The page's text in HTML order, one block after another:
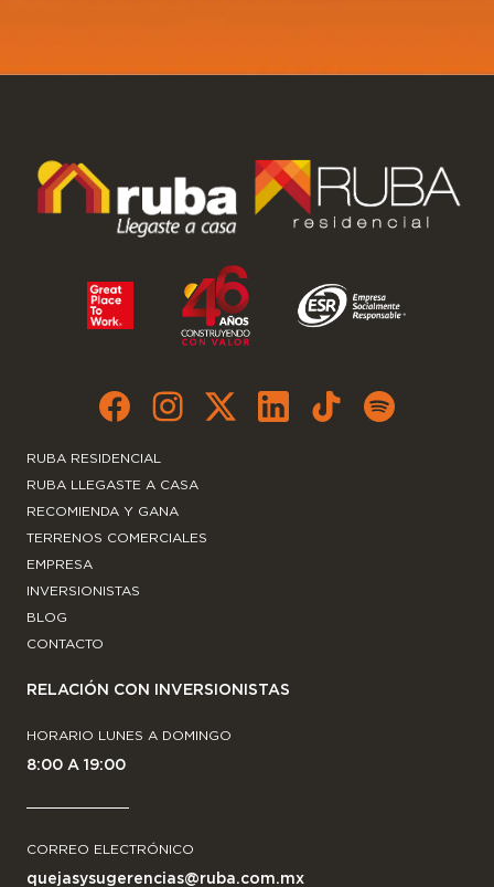
RUBA RESIDENCIAL
RUBA LLEGASTE A CASA
RECOMIENDA Y GANA
TERRENOS COMERCIALES
EMPRESA
INVERSIONISTAS
BLOG
CONTACTO
RELACIÓN CON INVERSIONISTAS
HORARIO LUNES A DOMINGO
8:00 A 19:00
CORREO ELECTRÓNICO
quejasysugerencias@ruba.com.mx